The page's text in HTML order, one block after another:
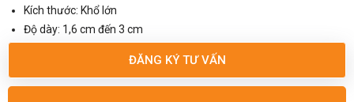
Kích thước: Khổ lớn
Độ dày: 1,6 cm đến 3 cm
ĐĂNG KÝ TƯ VẤN